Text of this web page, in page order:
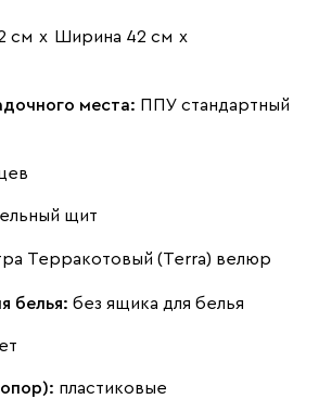
см х Ширина 42 см х
места: ППУ стандартный
щит
Терракотовый (Terra) велюр
белья: без ящика для белья
пластиковые